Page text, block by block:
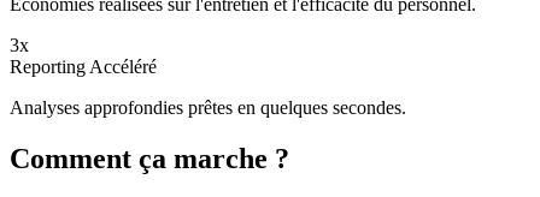
3x
Reporting Accéléré
Analyses approfondies prêtes en quelques secondes.
Comment ça marche ?